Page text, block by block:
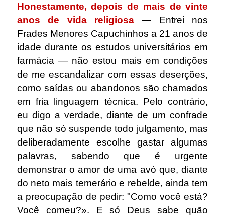
Honestamente, depois de mais de vinte
anos de vida religiosa
― Entrei nos
Frades Menores Capuchinhos a 21 anos de
idade durante os estudos universitários em
farmácia ― não estou mais em condições
de me escandalizar com essas deserções,
como saídas ou abandonos são chamados
em fria linguagem técnica. Pelo contrário,
eu digo a verdade, diante de um confrade
que não só suspende todo julgamento, mas
deliberadamente escolhe gastar algumas
palavras, sabendo que é urgente
demonstrar o amor de uma avó que, diante
do neto mais temerário e rebelde, ainda tem
a preocupação de pedir: "Como você está?
Você comeu?». E só Deus sabe quão